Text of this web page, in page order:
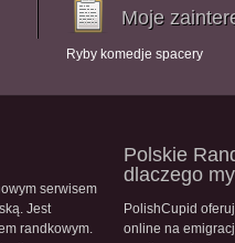
Moje
Ryby komedje spacery
serwisem
Jest
randkowym.
Polskie
dlaczego
PolishCupid
online na